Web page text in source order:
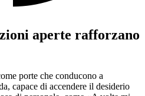
aperte rafforzano
porte che conducono a
capace di accendere il desiderio